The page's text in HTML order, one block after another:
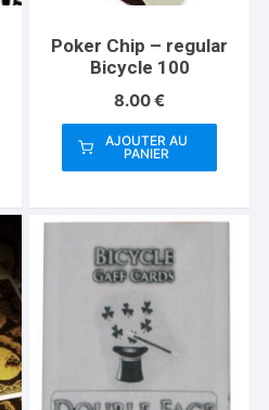
Poker Chip – regular
Bicycle 100
8.00€
AJOUTER AU
PANIER